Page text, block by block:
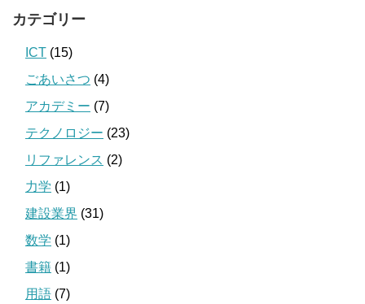
カテゴリー
ICT (15)
ごあいさつ (4)
アカデミー (7)
テクノロジー (23)
リファレンス (2)
力学 (1)
建設業界 (31)
数学 (1)
書籍 (1)
用語 (7)